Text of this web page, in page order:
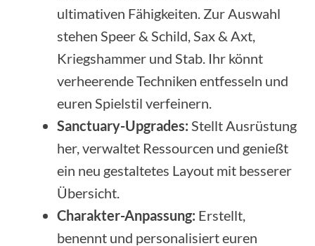
ultimativen Fähigkeiten. Zur Auswahl
stehen Speer & Schild, Sax & Axt,
Kriegshammer und Stab. Ihr könnt
verheerende Techniken entfesseln und
euren Spielstil verfeinern.
Sanctuary-Upgrades: Stellt Ausrüstung
her, verwaltet Ressourcen und genießt
ein neu gestaltetes Layout mit besserer
Übersicht.
Charakter-Anpassung: Erstellt,
benennt und personalisiert euren